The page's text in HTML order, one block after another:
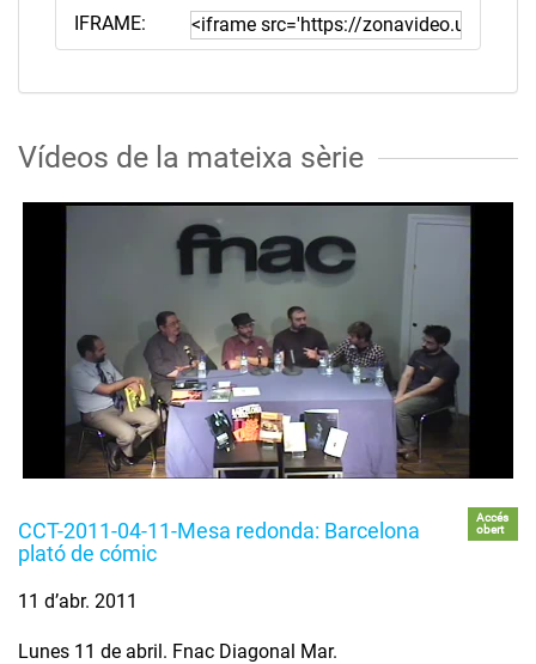
IFRAME:
Vídeos de la mateixa sèrie
CCT-2011-04-11-Mesa redonda: Barcelona
plató de cómic
Accés
obert
11 d’abr. 2011
Lunes 11 de abril. Fnac Diagonal Mar.